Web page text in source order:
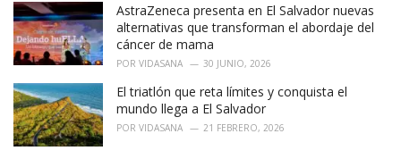
o
r
i
e
:
AstraZeneca presenta en El Salvador nuevas
alternativas que transforman el abordaje del
cáncer de mama
POR VIDASANA 30 JUNIO, 2026
El triatlón que reta límites y conquista el
mundo llega a El Salvador
POR VIDASANA 21 FEBRERO, 2026